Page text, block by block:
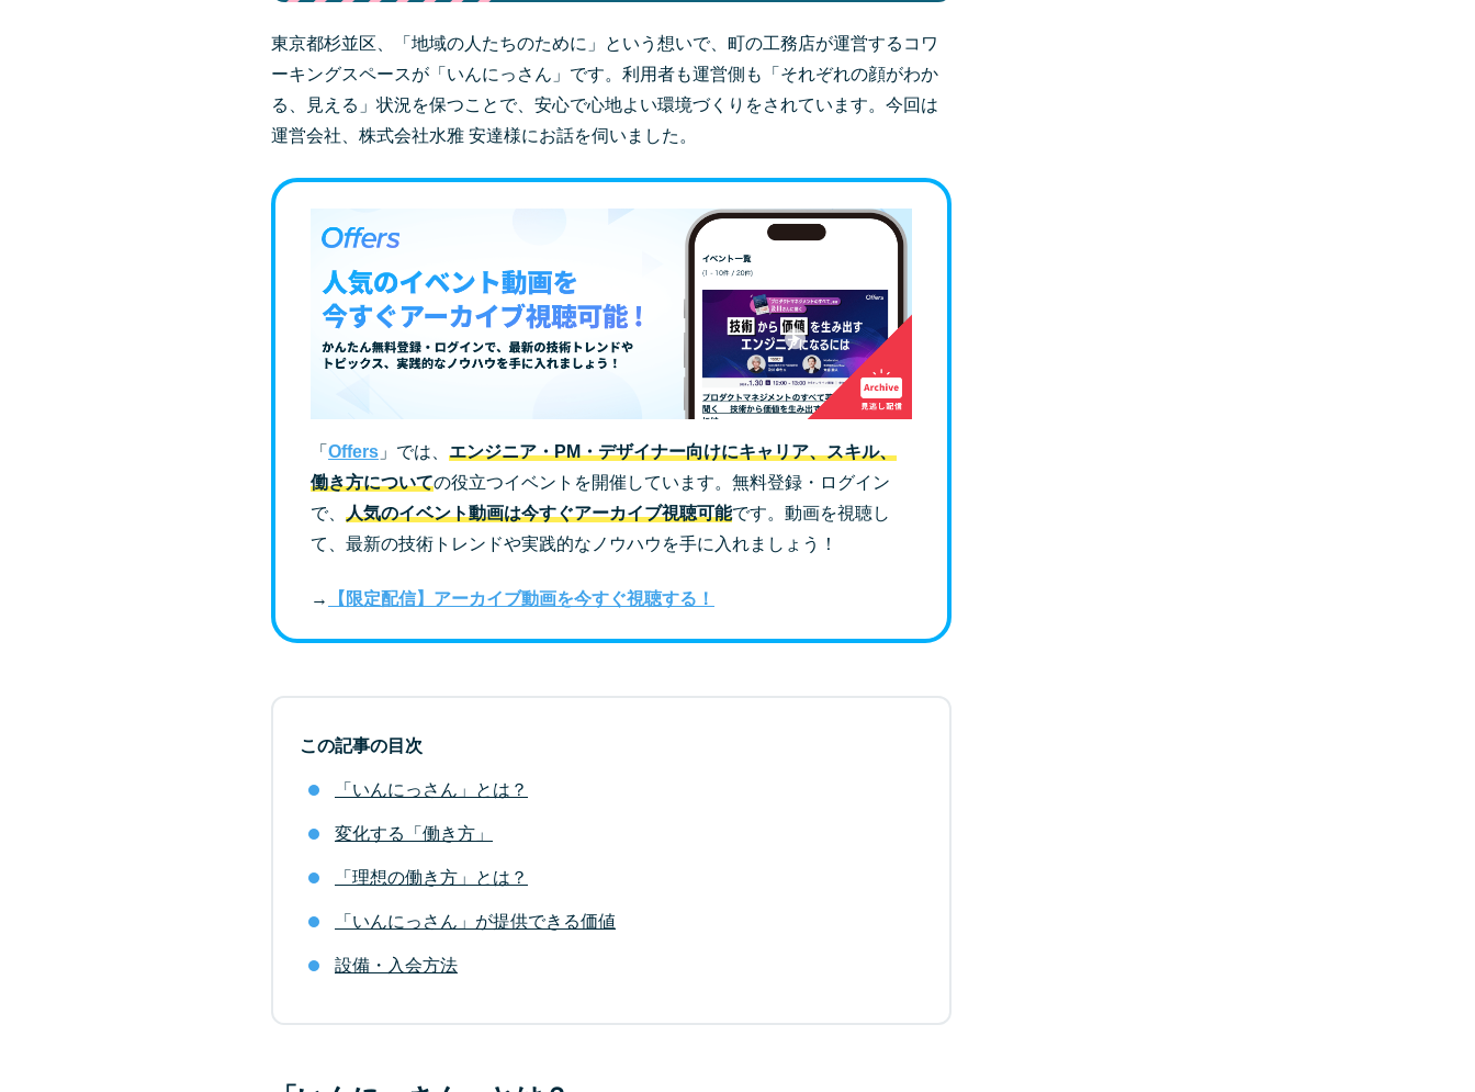
東京都杉並区、「地域の人たちのために」という想いで、町の工務店が運営するコワ
ーキングスペースが「いんにっさん」です。利用者も運営側も「それぞれの顔がわか
る、見える」状況を保つことで、安心で心地よい環境づくりをされています。今回は
運営会社、株式会社水雅 安達様にお話を伺いました。
「 Offers 」では、 エンジニア・PM・デザイナー向けにキャリア、スキル、
働き方についての役立つイベントを開催しています。無料登録・ログイン
で、 人気のイベント動画は今すぐアーカイブ視聴可能です。動画を視聴し
て、最新の技術トレンドや実践的なノウハウを手に入れましょう！
→ 【限定配信】アーカイブ動画を今すぐ視聴する！
この記事の目次
「いんにっさん」とは？
変化する「働き方」
「理想の働き方」とは？
「いんにっさん」が提供できる価値
設備・入会方法